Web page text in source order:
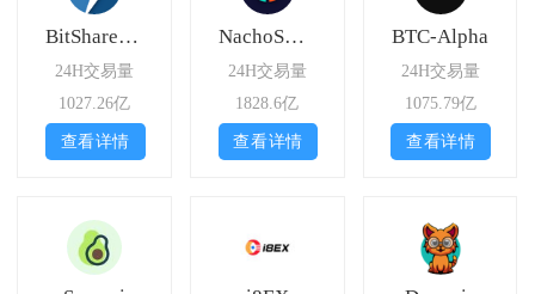
BitShares Asset Exchange
24H交易量
1027.26亿
查看详情
NachoSwap
24H交易量
1828.6亿
查看详情
BTC-Alpha
24H交易量
1075.79亿
查看详情